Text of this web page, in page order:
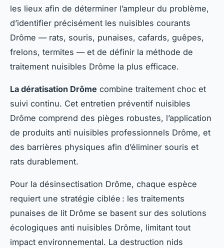
les lieux afin de déterminer l’ampleur du problème,
d’identifier précisément les nuisibles courants
Drôme — rats, souris, punaises, cafards, guêpes,
frelons, termites — et de définir la méthode de
traitement nuisibles Drôme la plus efficace.
La dératisation Drôme combine traitement choc et
suivi continu. Cet entretien préventif nuisibles
Drôme comprend des pièges robustes, l’application
de produits anti nuisibles professionnels Drôme, et
des barrières physiques afin d’éliminer souris et
rats durablement.
Pour la désinsectisation Drôme, chaque espèce
requiert une stratégie ciblée : les traitements
punaises de lit Drôme se basent sur des solutions
écologiques anti nuisibles Drôme, limitant tout
impact environnemental. La destruction nids